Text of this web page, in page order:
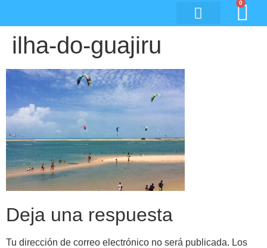
0
ilha-do-guajiru
Deja una respuesta
Tu dirección de correo electrónico no será publicada. Los